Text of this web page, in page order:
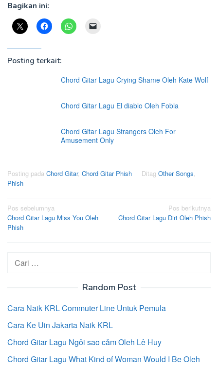
Bagikan ini:
Posting terkait:
Chord Gitar Lagu Crying Shame Oleh Kate Wolf
Chord Gitar Lagu El diablo Oleh Fobia
Chord Gitar Lagu Strangers Oleh For
Amusement Only
Posting pada Chord Gitar, Chord Gitar Phish Ditag Other Songs,
Phish
Navigasi
pos
Pos sebelumnya
Chord Gitar Lagu Miss You Oleh
Phish
Pos berikutnya
Chord Gitar Lagu Dirt Oleh Phish
Cari
untuk:
Random Post
Cara Naik KRL Commuter Line Untuk Pemula
Cara Ke Uin Jakarta Naik KRL
Chord Gitar Lagu Ngôi sao cảm Oleh Lê Huy
Chord Gitar Lagu What Kind of Woman Would I Be Oleh